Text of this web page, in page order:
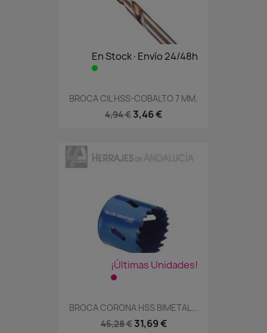
En Stock·Envío 24/48h
BROCA CIL HSS-COBALTO 7 MM.
4,94 € 3,46 €
¡Últimas Unidades!
BROCA CORONA HSS BIMETAL...
45,28 € 31,69 €